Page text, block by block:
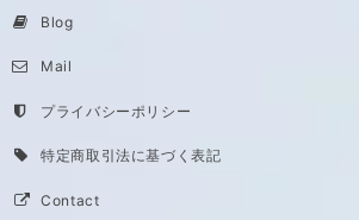
Blog
Mail
プライバシーポリシー
特定商取引法に基づく表記
Contact